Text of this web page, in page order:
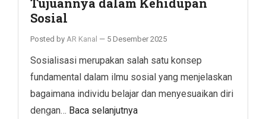
Sosial
Posted by AR Kanal — 5 Desember 2025
Sosialisasi merupakan salah satu konsep
fundamental dalam ilmu sosial yang menjelaskan
bagaimana individu belajar dan menyesuaikan diri
dengan… Baca selanjutnya